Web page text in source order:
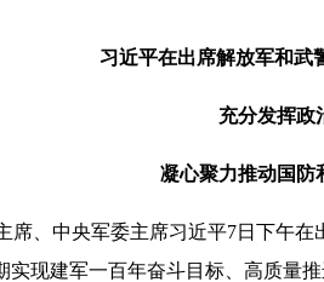
习近平在出席解放军和武
充分发挥政
凝心聚力推动国防
、中央军委主席习近平7日下午在
实现建军一百年奋斗目标、高质量